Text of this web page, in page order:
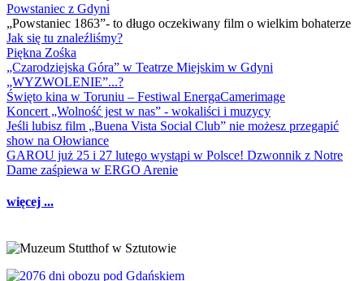
Powstaniec z Gdyni
„Powstaniec 1863”- to długo oczekiwany film o wielkim bohaterze
Jak się tu znaleźliśmy?
Piękna Zośka
„Czarodziejska Góra” w Teatrze Miejskim w Gdyni
„WYZWOLENIE”...?
Święto kina w Toruniu – Festiwal EnergaCamerimage
Koncert „Wolność jest w nas” - wokaliści i muzycy
Jeśli lubisz film „Buena Vista Social Club” nie możesz przegapić
show na Ołowiance
GAROU już 25 i 27 lutego wystąpi w Polsce! Dzwonnik z Notre
Dame zaśpiewa w ERGO Arenie
więcej ...